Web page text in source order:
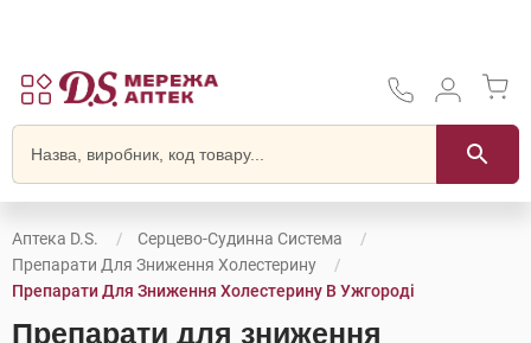
Аптека D.S.
Серцево-Судинна Система
Препарати Для Зниження Холестерину
Препарати Для Зниження Холестерину В Ужгороді
Препарати для зниження